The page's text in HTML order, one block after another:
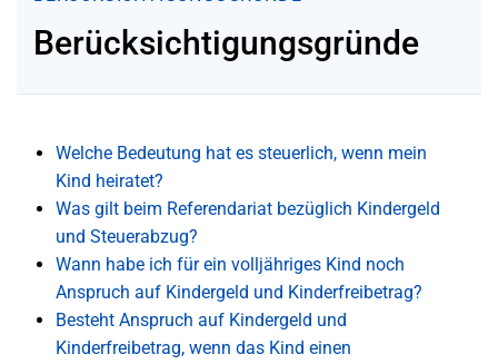
Berücksichtigungsgründe
Welche Bedeutung hat es steuerlich, wenn mein
Kind heiratet?
Was gilt beim Referendariat bezüglich Kindergeld
und Steuerabzug?
Wann habe ich für ein volljähriges Kind noch
Anspruch auf Kindergeld und Kinderfreibetrag?
Besteht Anspruch auf Kindergeld und
Kinderfreibetrag, wenn das Kind einen